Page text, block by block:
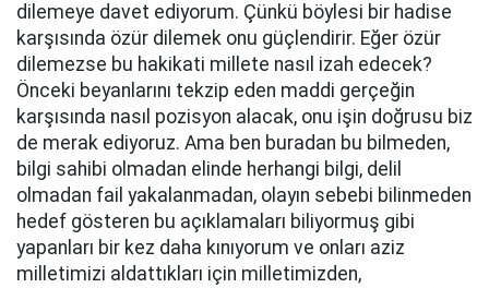
dilemeye davet ediyorum. Çünkü böylesi bir hadise
karşısında özür dilemek onu güçlendirir. Eğer özür
dilemezse bu hakikati millete nasıl izah edecek?
Önceki beyanlarını tekzip eden maddi gerçeğin
karşısında nasıl pozisyon alacak, onu işin doğrusu biz
de merak ediyoruz. Ama ben buradan bu bilmeden,
bilgi sahibi olmadan elinde herhangi bilgi, delil
olmadan fail yakalanmadan, olayın sebebi bilinmeden
hedef gösteren bu açıklamaları biliyormuş gibi
yapanları bir kez daha kınıyorum ve onları aziz
milletimizi aldattıkları için milletimizden,